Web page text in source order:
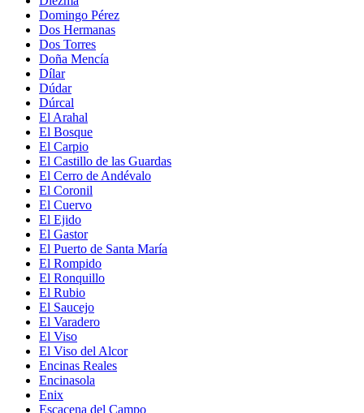
Domingo Pérez
Dos Hermanas
Dos Torres
Doña Mencía
Dílar
Dúdar
Dúrcal
El Arahal
El Bosque
El Carpio
El Castillo de las Guardas
El Cerro de Andévalo
El Coronil
El Cuervo
El Ejido
El Gastor
El Puerto de Santa María
El Rompido
El Ronquillo
El Rubio
El Saucejo
El Varadero
El Viso
El Viso del Alcor
Encinas Reales
Encinasola
Enix
Escacena del Campo